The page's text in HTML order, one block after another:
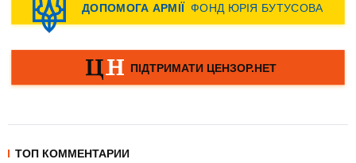
ТОП КОММЕНТАРИИ